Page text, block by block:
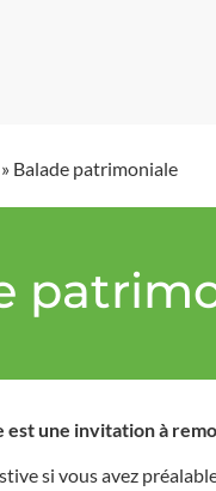
» Balade patrimoniale
est une invitation à
si vous avez